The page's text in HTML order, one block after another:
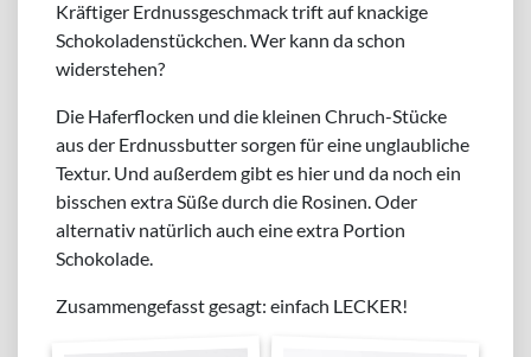
Kräftiger Erdnussgeschmack trift auf knackige
Schokoladenstückchen. Wer kann da schon
widerstehen?
Die Haferflocken und die kleinen Chruch-Stücke
aus der Erdnussbutter sorgen für eine unglaubliche
Textur. Und außerdem gibt es hier und da noch ein
bisschen extra Süße durch die Rosinen. Oder
alternativ natürlich auch eine extra Portion
Schokolade.
Zusammengefasst gesagt: einfach LECKER!